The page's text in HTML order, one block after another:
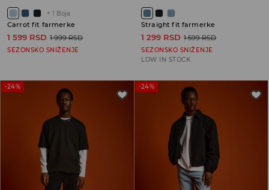
+ 1 Boja
Carrot fit farmerke
1 599 RSD 1 999 RSD
SEZONSKO SNIŽENJE
Straight fit farmerke
1 299 RSD 1 599 RSD
SEZONSKO SNIŽENJE
LOW IN STOCK
-24% -24%